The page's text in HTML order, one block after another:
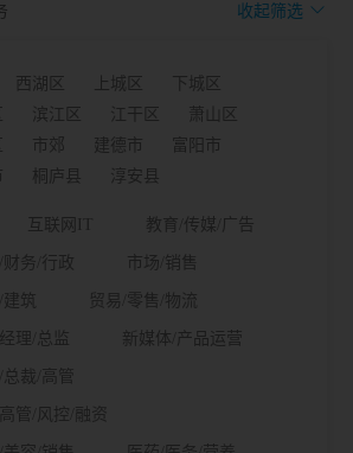
收起筛选
西湖区 上城区
下城区
滨江区 江干区
萧山区
市郊 建德市
富阳市
桐庐县 淳安县
互联网IT 教育/传媒/广告
财务/行政 市场/销售
筑 贸易/零售/物流
理/总监 新媒体/产品运营
总裁/高管
管/风控/融资